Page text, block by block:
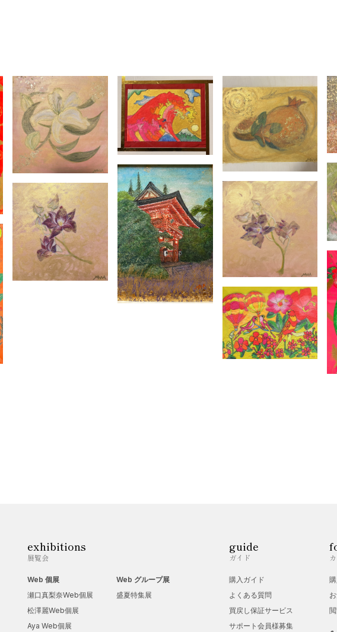
exhibitions
展覧会
Web 個展
瀬口真梨奈Web個展
松澤麗Web個展
Aya Web個展
Web グループ展
盛夏特集展
guide
ガイド
購入ガイド
よくある質問
買戻し保証サービス
サポート会員様募集